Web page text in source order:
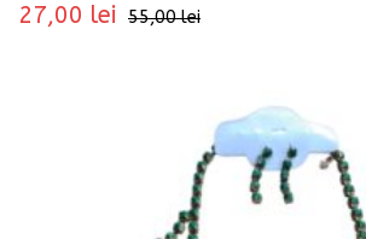
55,00lei
27,00 lei